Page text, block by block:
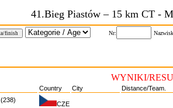
41.Bieg Piastów – 15 km CT -
finish Nr:
WYNIKI/
Country City
Distance/Team.
CZE